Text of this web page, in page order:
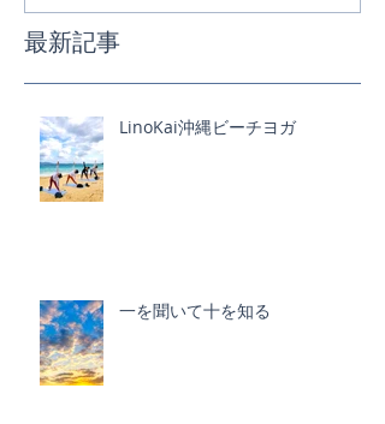
最新記事
LinoKai沖縄ビーチヨガ
一を聞いて十を知る